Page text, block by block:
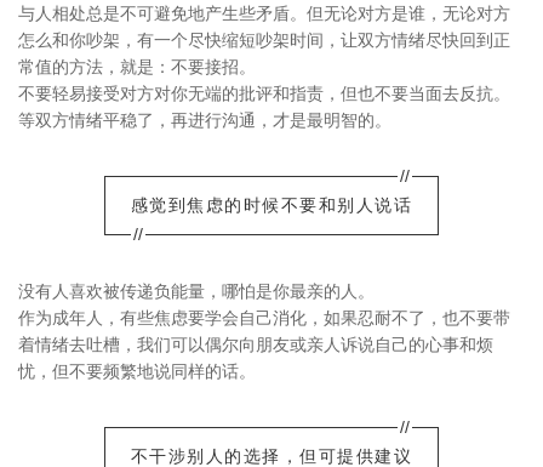
与人相处总是不可避免地产生些矛盾。但无论对方是谁，无论对方
怎么和你吵架，有一个尽快缩短吵架时间，让双方情绪尽快回到正
常值的方法，就是：不要接招。
不要轻易接受对方对你无端的批评和指责，但也不要当面去反抗。
等双方情绪平稳了，再进行沟通，才是最明智的。
//
感觉到焦虑的时候不要和别人说话
//
没有人喜欢被传递负能量，哪怕是你最亲的人。
作为成年人，有些焦虑要学会自己消化，如果忍耐不了，也不要带
着情绪去吐槽，我们可以偶尔向朋友或亲人诉说自己的心事和烦
忧，但不要频繁地说同样的话。
//
不干涉别人的选择，但可提供建议